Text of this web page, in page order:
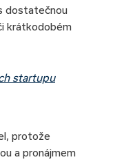
dostatečnou
krátkodobém
startupu
protože
a pronájmem